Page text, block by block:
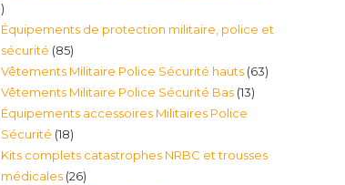
3
produits
Équipements de protection militaire, police et
sécurité 8585
produits
Vêtements Militaire Police Sécurité hauts 6363
Vêtements Militaire Police Sécurité Bas 1313
Équipements accessoires Militaires Police
Sécurité 1818
produits
Kits complets catastrophes NRBC et trousses
médicales 2626